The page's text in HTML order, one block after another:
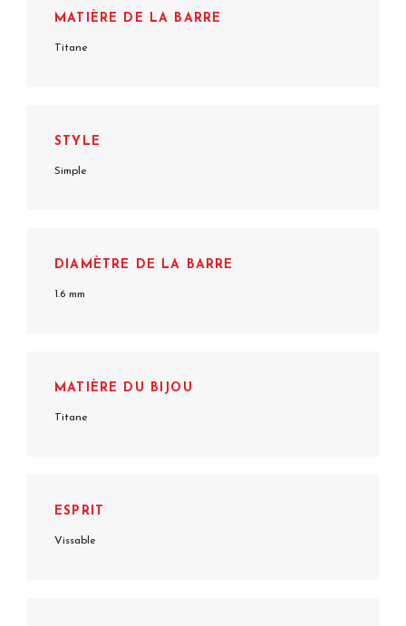
MATIÈRE DE LA BARRE
Titane
STYLE
Simple
DIAMÈTRE DE LA BARRE
1.6 mm
MATIÈRE DU BIJOU
Titane
ESPRIT
Vissable